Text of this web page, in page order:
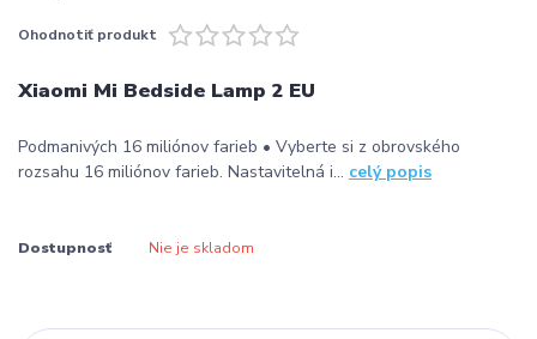
Ohodnotiť produkt
Xiaomi Mi Bedside Lamp 2 EU
Podmanivých 16 miliónov farieb • Vyberte si z obrovského
rozsahu 16 miliónov farieb. Nastavitelná i... celý popis
Dostupnosť Nie je skladom